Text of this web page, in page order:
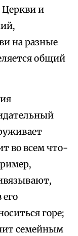
Церкви и
на разные
общий
во всем что-
его
горе;
семейным